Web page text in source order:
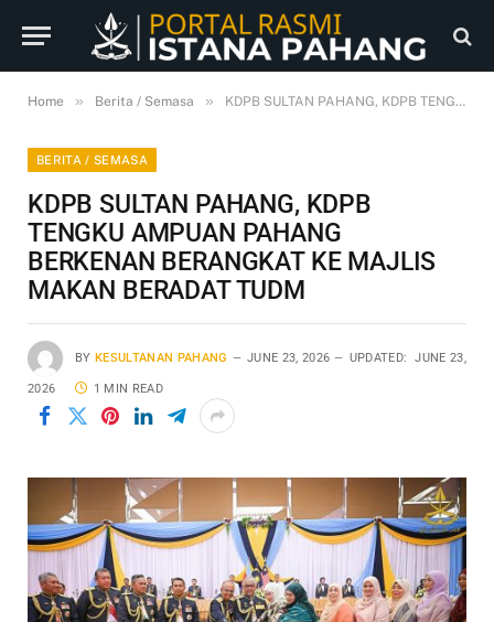
Home » Berita / Semasa » KDPB SULTAN PAHANG, KDPB TENGKU AMPUAN PAHANG BERKENAN BERANGKAT KE MAJLIS MAKAN BERADAT TUDM
BERITA / SEMASA
KDPB SULTAN PAHANG, KDPB
TENGKU AMPUAN PAHANG
BERKENAN BERANGKAT KE MAJLIS
MAKAN BERADAT TUDM
BY KESULTANAN PAHANG JUNE 23, 2026 UPDATED: JUNE 23,
2026 1 MIN READ